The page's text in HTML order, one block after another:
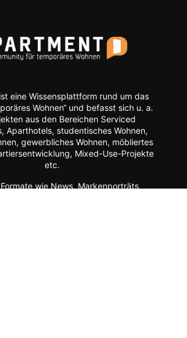
eine Wissensplattform rund um das
Wohnen“ und befasst sich u. a.
aus den Bereichen Serviced
Aparthotels, studentisches Wohnen,
gewerbliches Wohnen, möbliertes
Mixed-Use-Projekte
etc.
wie News, Markenporträts,